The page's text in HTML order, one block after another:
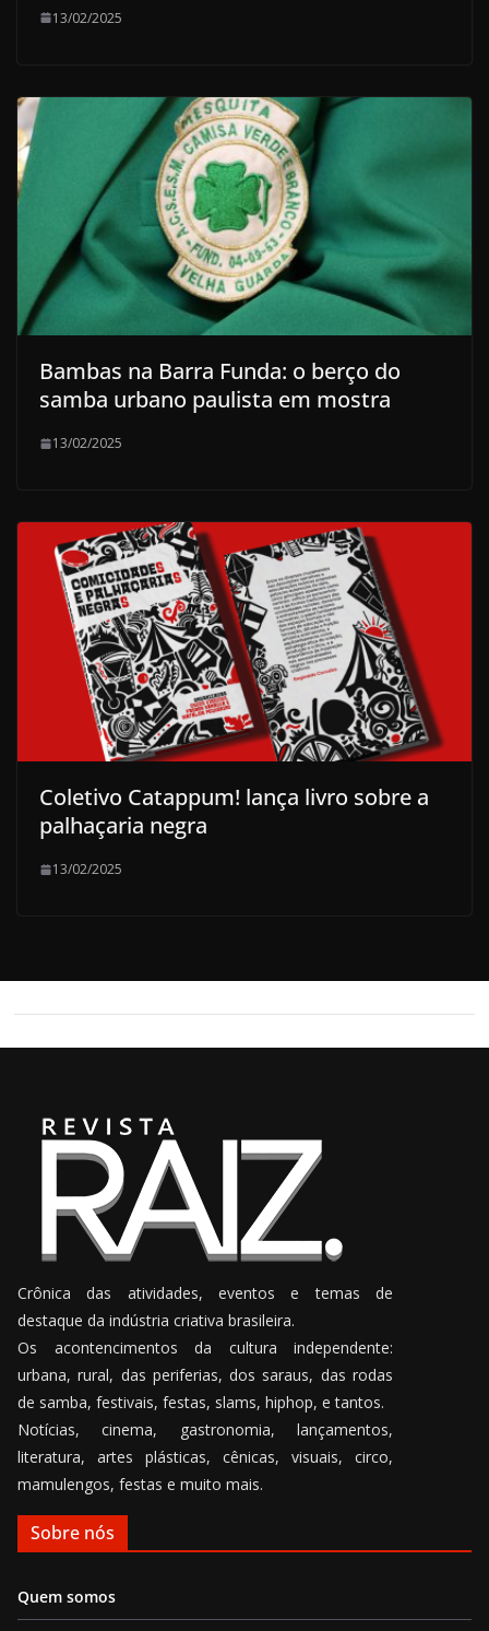
13/02/2025
Bambas na Barra Funda: o berço do
samba urbano paulista em mostra
13/02/2025
Coletivo Catappum! lança livro sobre a
palhaçaria negra
13/02/2025
Crônica das atividades, eventos e temas de
destaque da indústria criativa brasileira.
Os acontencimentos da cultura independente:
urbana, rural, das periferias, dos saraus, das rodas
de samba, festivais, festas, slams, hiphop, e tantos.
Notícias, cinema, gastronomia, lançamentos,
literatura, artes plásticas, cênicas, visuais, circo,
mamulengos, festas e muito mais.
Sobre nós
Quem somos